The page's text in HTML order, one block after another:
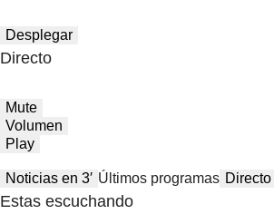
Desplegar
Directo
Mute
Volumen
Play
Noticias en 3′ Últimos programas Directo
Estas escuchando